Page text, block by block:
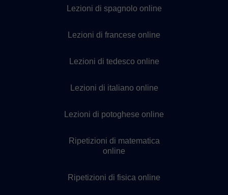
Lezioni di spagnolo online
Lezioni di francese online
Lezioni di tedesco online
Lezioni di italiano online
Lezioni di potoghese online
Ripetizioni di matematica
online
Ripetizioni di fisica online